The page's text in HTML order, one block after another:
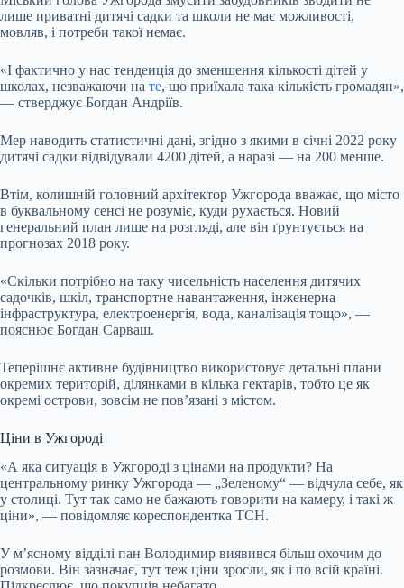
лише приватні дитячі садки та школи не має можливості,
мовляв, і потреби такої немає.
«І фактично у нас тенденція до зменшення кількості дітей у
школах, незважаючи на те, що приїхала така кількість громадян»,
— стверджує Богдан Андріїв.
Мер наводить статистичні дані, згідно з якими в січні 2022 року
дитячі садки відвідували 4200 дітей, а наразі — на 200 менше.
Втім, колишній головний архітектор Ужгорода вважає, що місто
в буквальному сенсі не розуміє, куди рухається. Новий
генеральний план лише на розгляді, але він ґрунтується на
прогнозах 2018 року.
«Скільки потрібно на таку чисельність населення дитячих
садочків, шкіл, транспортне навантаження, інженерна
інфраструктура, електроенергія, вода, каналізація тощо», —
пояснює Богдан Сарваш.
Теперішнє активне будівництво використовує детальні плани
окремих територій, ділянками в кілька гектарів, тобто це як
окремі острови, зовсім не пов’язані з містом.
Ціни в Ужгороді
«А яка ситуація в Ужгороді з цінами на продукти? На
центральному ринку Ужгорода — „Зеленому“ — відчула себе, як
у столиці. Тут так само не бажають говорити на камеру, і такі ж
ціни», — повідомляє кореспондентка ТСН.
У м’ясному відділі пан Володимир виявився більш охочим до
розмови. Він зазначає, тут теж ціни зросли, як і по всій країні.